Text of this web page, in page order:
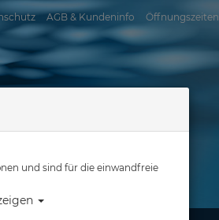
AGB & Kundeninfo Öffnungszeiten
und sind für die einwandfreie